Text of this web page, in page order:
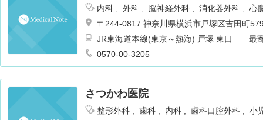
内科 外科 脳神経外科 消化器外科
心
皮膚科
泌尿器科 耳鼻咽喉科
リハビ
麻酔科
乳腺外科 循環器内科
〒244-0817 神奈川県横浜市戸塚区吉田町
JR東海道本線(東京～熱海) 戸塚 東口 最
送迎バスも運行あり 徒歩7分
0570-00-3205
さつかわ医院
整形外科 歯科 内科 歯科口腔外科
小